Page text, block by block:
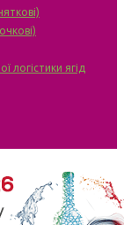
логістики ягід